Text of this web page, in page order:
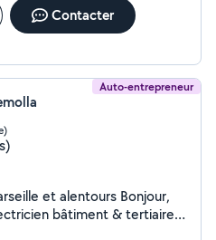
Contacter
Auto-entrepreneur
et alentours Bonjour,
bâtiment & tertiaire.